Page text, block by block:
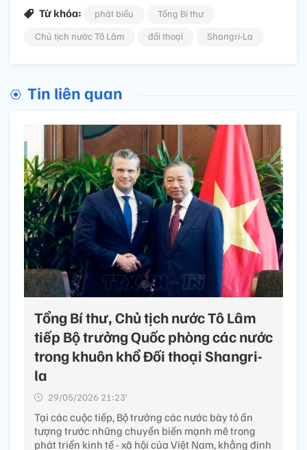
Từ khóa: phát biểu
Tổng Bí thư
Chủ tịch nước Tô Lâm
đối thoại Shangri-La
Tin liên quan
Tổng Bí thư, Chủ tịch nước Tô Lâm
tiếp Bộ trưởng Quốc phòng các nước
trong khuôn khổ Đối thoại Shangri-
la
29/05/2026 21:23’
Tại các cuộc tiếp, Bộ trưởng các nước bày tỏ ấn
tượng trước những chuyển biến mạnh mẽ trong
phát triển kinh tế - xã hội của Việt Nam, khẳng định